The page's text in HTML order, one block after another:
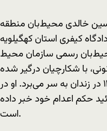
خالدی محیط‌بان منطقه
کیفری استان کهگیلویه
رسمی سازمان محیط
با شکارچیان درگیر شده
و به اتهام قتل یکی از آنان از تیر ماه ۱۳۸۹ در زندان به سر می‌برد. او در
حکم اعدام خود خبر داده
است.